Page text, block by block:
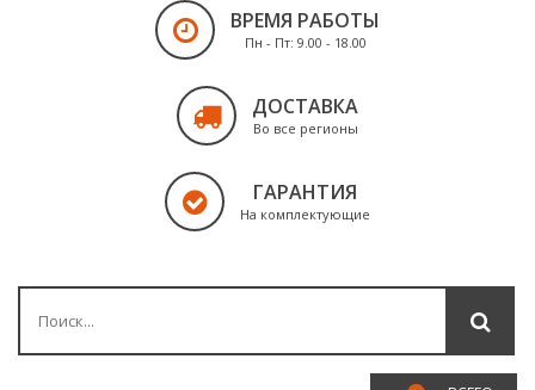
ВРЕМЯ РАБОТЫ
Пн - Пт: 9.00 - 18.00
ДОСТАВКА
Во все регионы
ГАРАНТИЯ
На комплектующие